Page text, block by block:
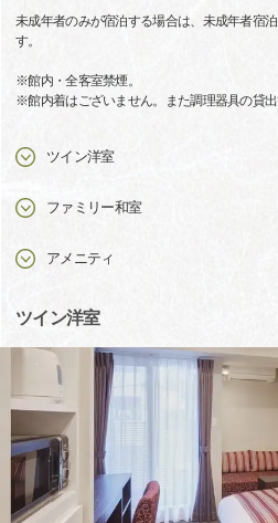
未成年者のみが宿泊する場合は、未成年者宿
す。
※館内・全客室禁煙。
※館内着はございません。また調理器具の貸
ツイン洋室
ファミリー和室
アメニティ
ツイン洋室